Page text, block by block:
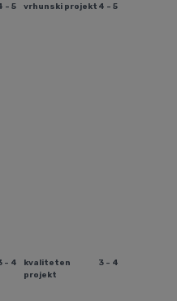
- 5 vrhunski projekt 4 - 5
- 4
kvaliteten
projekt
3 - 4